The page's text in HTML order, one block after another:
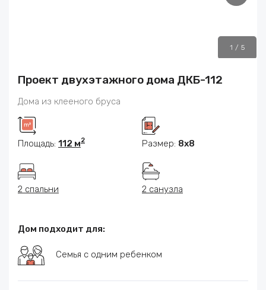
1 / 5
Проект двухэтажного дома ДКБ-112
Дома из клееного бруса
Площадь: 112 м2 Размер: 8x8
2 спальни 2 санузла
Дом подходит для:
Семья с одним ребенком